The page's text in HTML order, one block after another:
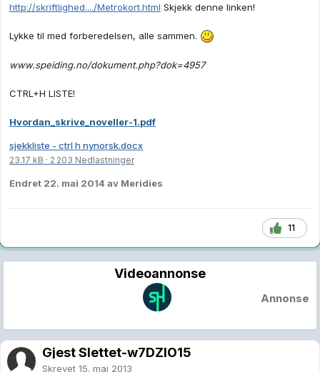
http://skriftlighed..../Metrokort.html Skjekk denne linken!
Lykke til med forberedelsen, alle sammen.
www.speiding.no/dokument.php?dok=4957
CTRL+H LISTE!
Hvordan_skrive_noveller-1.pdf
sjekkliste - ctrl h nynorsk.docx
23.17 kB · 2 203 Nedlastninger
Endret 22. mai 2014 av Meridies
11
Videoannonse
Annonse
Gjest Slettet-w7DZlO15
Skrevet 15. mai 2013